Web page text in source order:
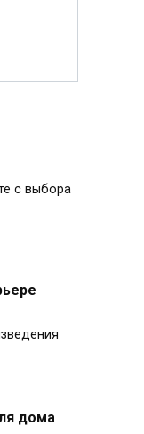
с выбора
дома